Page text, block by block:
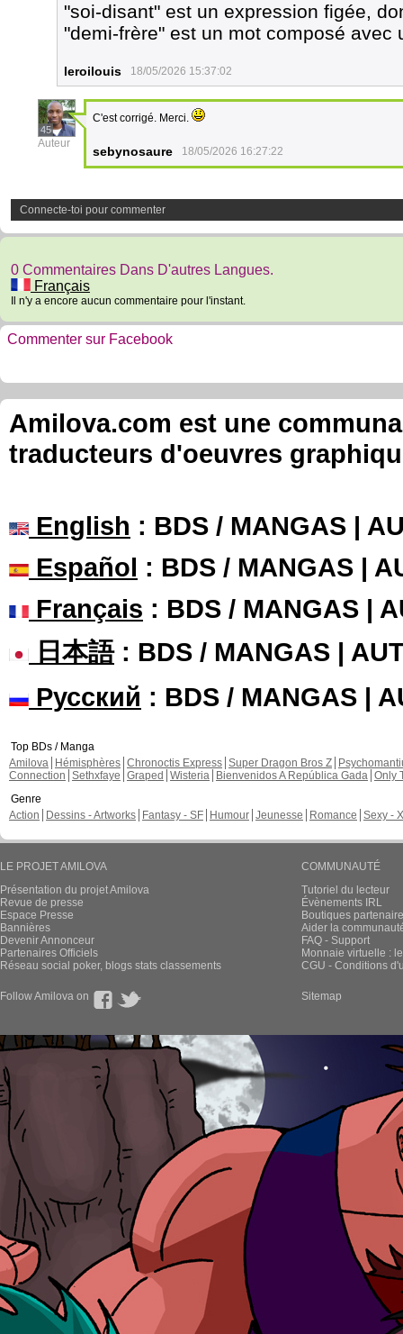
"soi-disant" est un expression figée,
"demi-frère" est un mot composé avec
leroilouis 18/05/2026 15:37:02
45
Auteur
C'est corrigé. Merci.
sebynosaure 18/05/2026 16:27:22
Connecte-toi pour commenter
0 Commentaires Dans D'autres Langues.
Français
Il n'y a encore aucun commentaire pour l'instant.
Commenter sur Facebook
Amilova.com est une
traducteurs d'oeuvres
English : BDS / MANGAS |
Español : BDS / MANGAS |
Français : BDS / MANGAS |
日本語: BDS / MANGAS |
Русский : BDS / MANGAS |
Top BDs / Manga
Amilova
Hémisphères Chronoctis Express Super Dragon Bros Z
Connection Sethxfaye Graped Wisteria Bienvenidos A República Gada Only
Genre
Action
Dessins - Artworks Fantasy - SF Humour Jeunesse Romance Sexy -
LE PROJET AMILOVA
Présentation du projet Amilova
Revue de presse
Espace Presse
Bannières
Devenir Annonceur
Partenaires Officiels
Réseau social poker, blogs stats classements
COMMUNAUTÉ
Tutoriel du lecteur
Évènements IRL
Boutiques
Aider la
FAQ - Support
Monnaie virtuelle :
CGU - Conditions
Follow Amilova on Sitemap